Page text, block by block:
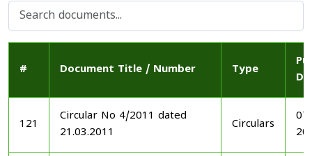
# Document Title / Number Type
121
Circular No 4/2011 dated
21.03.2011
Circulars